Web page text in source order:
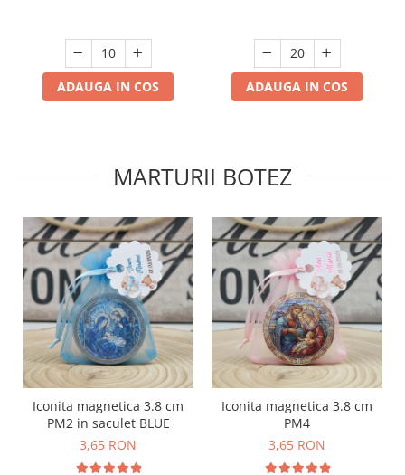
ADAUGA IN COS ADAUGA IN COS
MARTURII BOTEZ
Iconita magnetica 3.8 cm
PM2 in saculet BLUE
3,65 RON
Iconita magnetica 3.8 cm
PM4
3,65 RON